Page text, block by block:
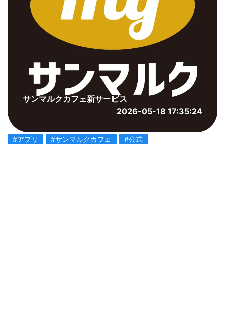
サンマルクカフェ新サービス
2026-05-18 17:35:24
#アプリ #サンマルクカフェ #公式